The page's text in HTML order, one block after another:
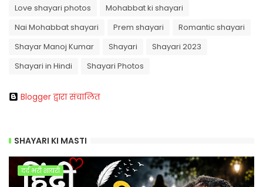
Love shayari photos
Mohabbat ki shayari
Nai Mohabbat shayari
Prem shayari
Romantic shayari
Shayar Manoj Kumar
Shayari
Shayari 2023
Shayari in Hindi
Shayari Photos
Blogger द्वारा संचालित
SHAYARI KI MASTI
दर्द भरी शायरी